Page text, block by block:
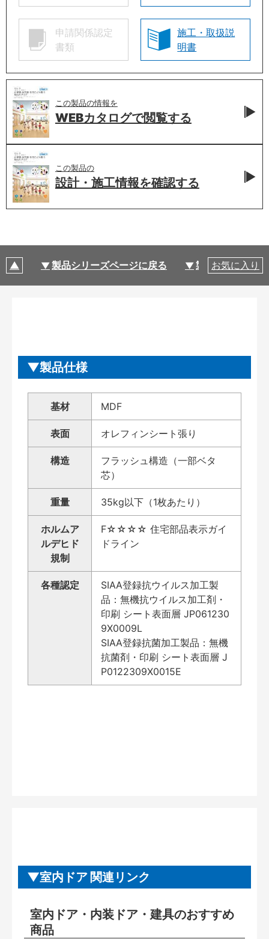
申請関係認定
書類
施工・取扱説
明書
この製品の情報を
WEBカタログで閲覧する
この製品の
設計・施工情報を確認する
製品シリーズページに戻る 製品仕様
お気に入り
製品仕様
基材 MDF
表面 オレフィンシート張り
構造
フラッシュ構造（一部ベタ
芯）
重量 35kg以下（1枚あたり）
ホルムア
ルデヒド
規制
F☆☆☆☆ 住宅部品表示ガイ
ドライン
各種認定
SIAA登録抗ウイルス加工製
品：無機抗ウイルス加工剤・
印刷 シート表面層 JP061230
9X0009L
SIAA登録抗菌加工製品：無機
抗菌剤・印刷 シート表面層 J
P0122309X0015E
室内ドア 関連リンク
室内ドア・内装ドア・建具のおすすめ
商品